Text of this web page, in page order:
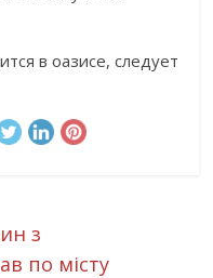
в оазисе, следует
з
по місту